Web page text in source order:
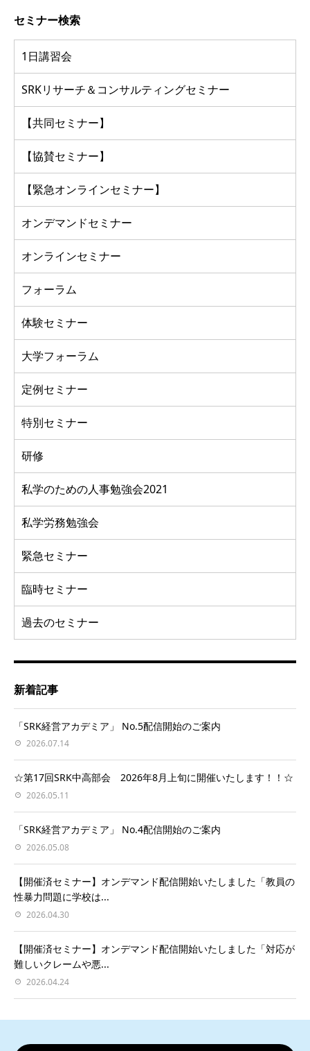
セミナー検索
1日講習会
SRKリサーチ＆コンサルティングセミナー
【共同セミナー】
【協賛セミナー】
【緊急オンラインセミナー】
オンデマンドセミナー
オンラインセミナー
フォーラム
体験セミナー
大学フォーラム
定例セミナー
特別セミナー
研修
私学のための人事勉強会2021
私学労務勉強会
緊急セミナー
臨時セミナー
過去のセミナー
新着記事
「SRK経営アカデミア」 No.5配信開始のご案内
2026.07.14
☆第17回SRK中高部会 2026年8月上旬に開催いたします！！☆
2026.05.11
「SRK経営アカデミア」 No.4配信開始のご案内
2026.05.08
【開催済セミナー】オンデマンド配信開始いたしました「教員の
性暴力問題に学校は...
2026.04.30
【開催済セミナー】オンデマンド配信開始いたしました「対応が
難しいクレームや悪...
2026.04.24